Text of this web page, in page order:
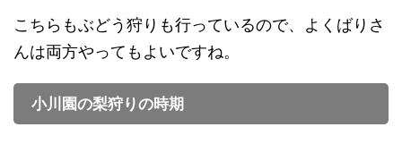
こちらもぶどう狩りも行っているので、よくばりさ
んは両方やってもよいですね。
小川園の梨狩りの時期